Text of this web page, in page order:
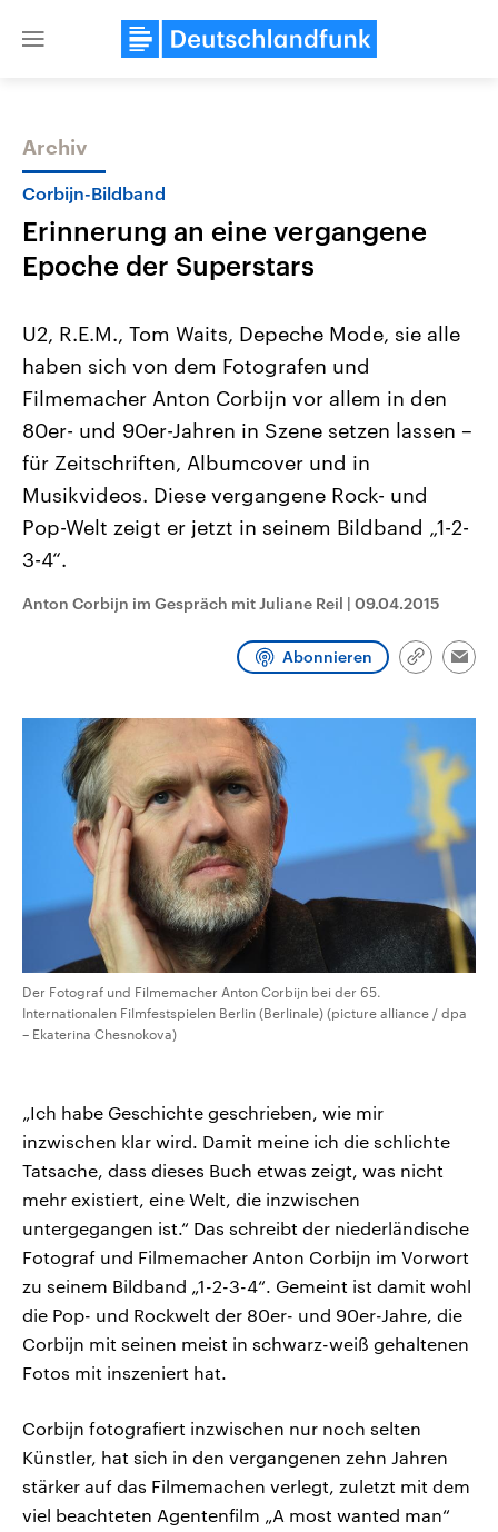
Close
Themen
USA
Aktuelle Beiträge, Analysen und
Hintergründe
Wirtschaftlich und militärisch
gehören die Vereinigten Staaten zu
den mächtigsten Ländern der Erde,
mit großem Einfluss auf das
Nahostkonflikt
Aktuelle Lage und
Der Überfall der
Terrororganisation Hamas
Oktober 2023 auf Israel
Region wieder die Gewalt
Israel möchte die Hamas
Libanon vom Iran
Sendungen
Archiv
Corbijn-Bildband
Erinnerung an eine vergangene
Epoche der Superstars
U2, R.E.M., Tom Waits, Depeche Mode, sie alle
haben sich von dem Fotografen und
Filmemacher Anton Corbijn vor allem in den
80er- und 90er-Jahren in Szene setzen lassen –
für Zeitschriften, Albumcover und in
Musikvideos. Diese vergangene Rock- und
Pop-Welt zeigt er jetzt in seinem Bildband „1-2-
3-4“.
Anton Corbijn im Gespräch mit Juliane Reil | 09.04.2015
Abonnieren
Link
Der Fotograf und Filmemacher Anton Corbijn bei der 65.
Internationalen Filmfestspielen Berlin (Berlinale) (picture alliance / dpa
– Ekaterina Chesnokova)
„Ich habe Geschichte geschrieben, wie mir
inzwischen klar wird. Damit meine ich die schlichte
Tatsache, dass dieses Buch etwas zeigt, was nicht
mehr existiert, eine Welt, die inzwischen
untergegangen ist.“ Das schreibt der niederländische
Fotograf und Filmemacher Anton Corbijn im Vorwort
zu seinem Bildband „1-2-3-4“. Gemeint ist damit wohl
die Pop- und Rockwelt der 80er- und 90er-Jahre, die
Corbijn mit seinen meist in schwarz-weiß gehaltenen
Fotos mit inszeniert hat.
Corbijn fotografiert inzwischen nur noch selten
Künstler, hat sich in den vergangenen zehn Jahren
stärker auf das Filmemachen verlegt, zuletzt mit dem
viel beachteten Agentenfilm „A most wanted man“